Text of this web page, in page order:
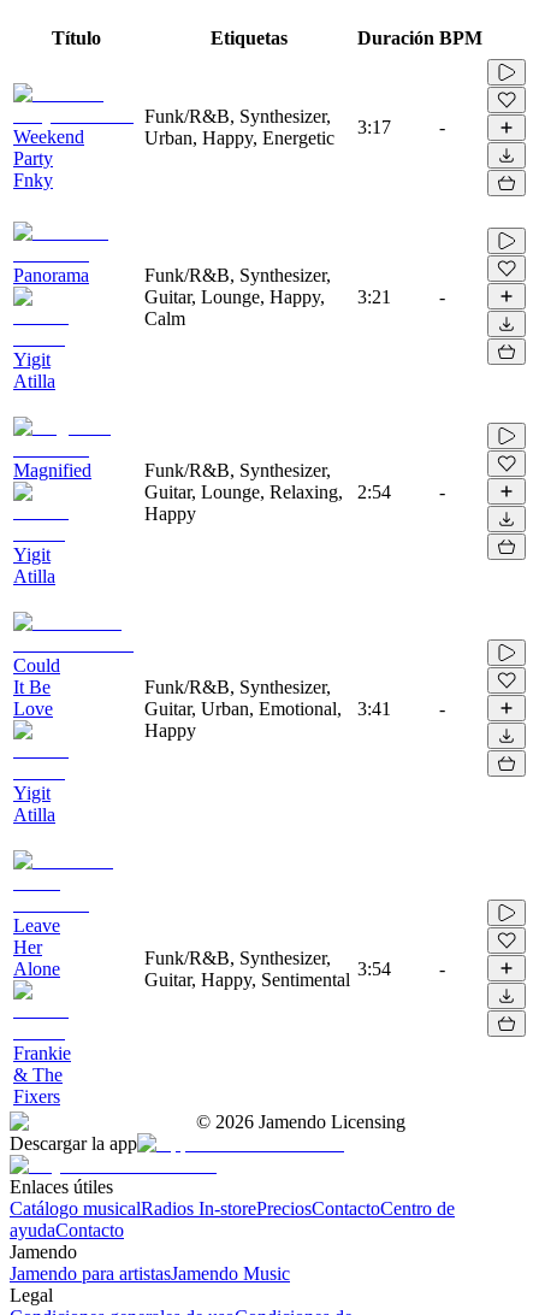
Título Etiquetas Duración BPM
Weekend
Party
Fnky
Funk/R&B, Synthesizer,
Urban, Happy, Energetic
3:17 -
Panorama
Yigit
Atilla
Funk/R&B, Synthesizer,
Guitar, Lounge, Happy,
Calm
3:21 -
Magnified
Yigit
Atilla
Funk/R&B, Synthesizer,
Guitar, Lounge, Relaxing,
Happy
2:54 -
Could
It Be
Love
Yigit
Atilla
Funk/R&B, Synthesizer,
Guitar, Urban, Emotional,
Happy
3:41 -
Leave
Her
Alone
Frankie
& The
Fixers
Funk/R&B, Synthesizer,
Guitar, Happy, Sentimental
3:54 -
© 2026 Jamendo Licensing
Descargar la app
Enlaces útiles
Catálogo musicalRadios In-storePreciosContactoCentro de
ayudaContacto
Jamendo
Jamendo para artistasJamendo Music
Legal